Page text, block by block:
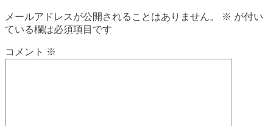
メールアドレスが公開されることはありません。 ※ が付い
ている欄は必須項目です
コメント ※